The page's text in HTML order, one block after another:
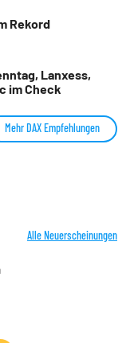
Rekord
Lanxess,
im Check
Mehr DAX Empfehlungen
Alle Neuerscheinungen